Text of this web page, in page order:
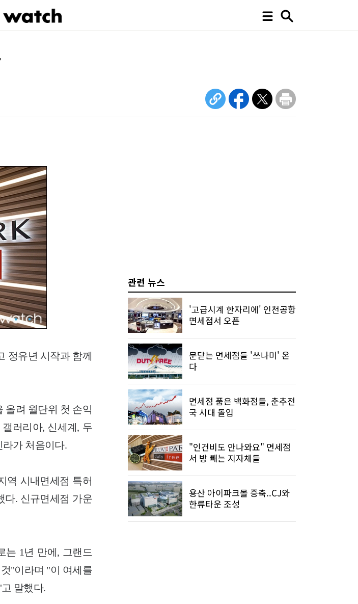
정유년 시작과 함께
올려 월단위 첫 손익
러리아, 신세계, 두
라가 처음이다.
역 시내면세점 특허
다. 신규면세점 가운
는 1년 만에, 그랜드
"이라며 "이 여세를
말했다.
관련 뉴스
'고급시계 한자리에' 인천공항
면세점서 오픈
문닫는 면세점들 '쓰나미' 온
다
면세점 품은 백화점들, 춘추전
국 시대 돌입
"인건비도 안나와요" 면세점
서 방 빼는 지자체들
용산 아이파크몰 증축..CJ와
한류타운 조성